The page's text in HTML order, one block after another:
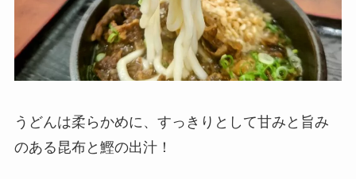
うどんは柔らかめに、すっきりとして甘みと旨み
のある昆布と鰹の出汁！